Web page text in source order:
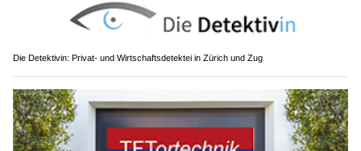
Die Detektivin: Privat- und Wirtschaftsdetektei in Zürich und Zug